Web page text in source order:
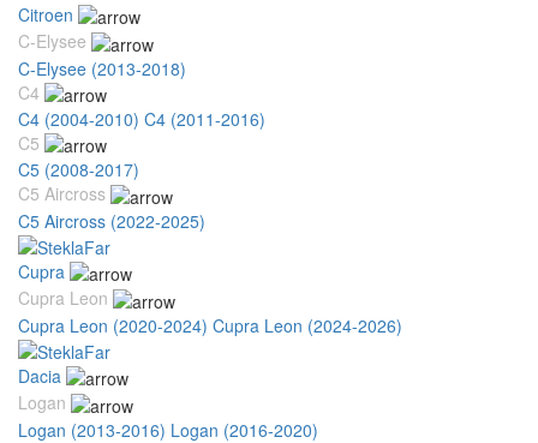
Citroen
C-Elysee
C-Elysee (2013-2018)
C4
C4 (2004-2010) C4 (2011-2016)
C5
C5 (2008-2017)
C5 Aircross
C5 Aircross (2022-2025)
Cupra
Cupra Leon
Cupra Leon (2020-2024) Cupra Leon (2024-2026)
Dacia
Logan
Logan (2013-2016) Logan (2016-2020)